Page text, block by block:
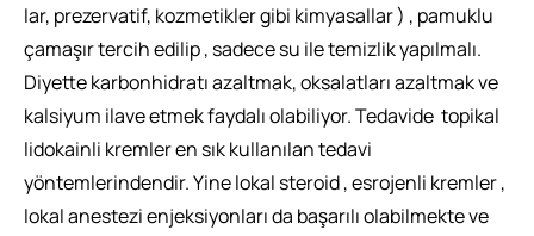
lar, prezervatif, kozmetikler gibi kimyasallar ) , pamuklu
çamaşır tercih edilip , sadece su ile temizlik yapılmalı.
Diyette karbonhidratı azaltmak, oksalatları azaltmak ve
kalsiyum ilave etmek faydalı olabiliyor. Tedavide topikal
lidokainli kremler en sık kullanılan tedavi
yöntemlerindendir. Yine lokal steroid , esrojenli kremler ,
lokal anestezi enjeksiyonları da başarılı olabilmekte ve